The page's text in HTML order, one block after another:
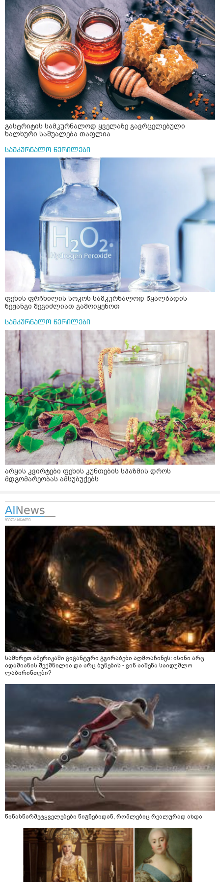
რომ ჩხუბობს ცუდად ვხდები შიშები მეწყება ეგრევე (
ასევე მაქვს დანგრეული ოჯახი 7 თვეა 5წლიანი
ქორწინება დასრულებული იყო ღალატი პატიებები
მანიპულაციები რომ თავს მოიკლავდა თუ წამოვიდოდი
მისგან ეს ტოქსიკური ურთიერთობა დავასრულე ეხლა
ისებ ასე ვარ თავბრუხვევებით და როგორ მოვიქცეე
არვიცი ბოდიში ცოყა არულად მიწერია
გასტრიტის სამკურნალოდ ყველაზე გავრცელებული
ხალხური საშუალება თაფლია
სამკურნალო წერილები
ფეხის ფრჩხილის სოკოს სამკურნალოდ წყალბადის
ზეჟანგი შეგიძლიათ გამოიყენოთ
სამკურნალო წერილები
არყის კვირტები ფეხის კუნთების სპაზმის დროს
მდგომარეობას ამსუბუქებს
სამხრეთ ამერიკაში გიგანტური გვირაბები აღმოაჩინეს: ისინი არც
ადამიანის შექმნილია და არც ბუნების - ვინ ააშენა საიდუმლო
ლაბირინთები?
წინასწარმეტყველებები წიგნებიდან, რომლებიც რეალურად ახდა